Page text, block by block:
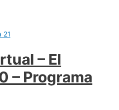
– El
– Programa